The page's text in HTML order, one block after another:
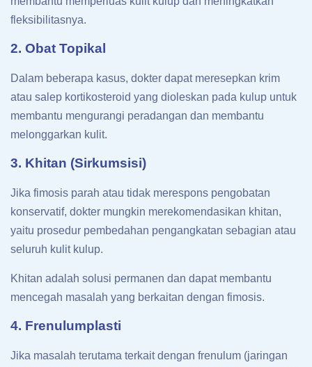
fleksibilitasnya.
2. Obat Topikal
Dalam beberapa kasus, dokter dapat meresepkan krim
atau salep kortikosteroid yang dioleskan pada kulup untuk
membantu mengurangi peradangan dan membantu
melonggarkan kulit.
3. Khitan (Sirkumsisi)
Jika fimosis parah atau tidak merespons pengobatan
konservatif, dokter mungkin merekomendasikan khitan,
yaitu prosedur pembedahan pengangkatan sebagian atau
seluruh kulit kulup.
Khitan adalah solusi permanen dan dapat membantu
mencegah masalah yang berkaitan dengan fimosis.
4. Frenulumplasti
Jika masalah terutama terkait dengan frenulum (jaringan